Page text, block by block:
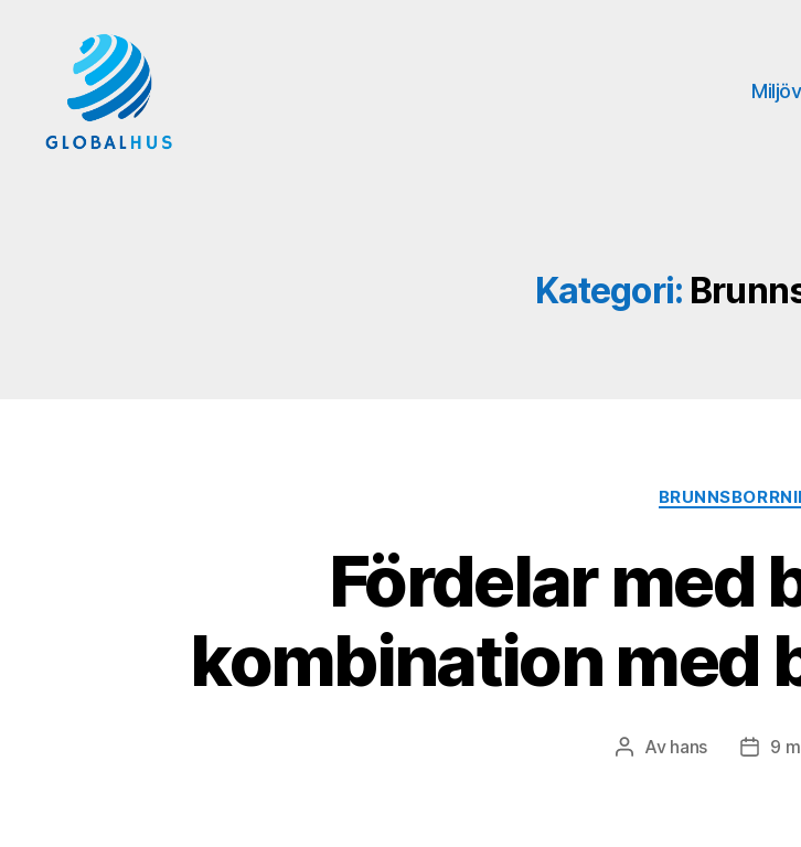
Kategori:
Fördelar med
kombination med
Inläggsförfattare
Av hans 9